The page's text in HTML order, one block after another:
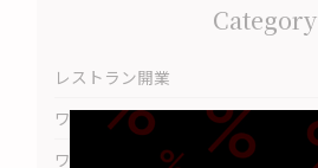
Category
レストラン開業
ワイナリー
ワインのプロフェッショナル